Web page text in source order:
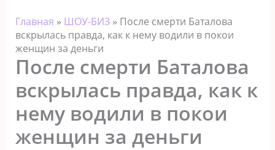
Главная » ШОУ-БИЗ» После смерти Баталова
вскрылась правда, как к нему водили в покои
женщин за деньги
После смерти Баталова
вскрылась правда, как к
нему водили в покои
женщин за деньги